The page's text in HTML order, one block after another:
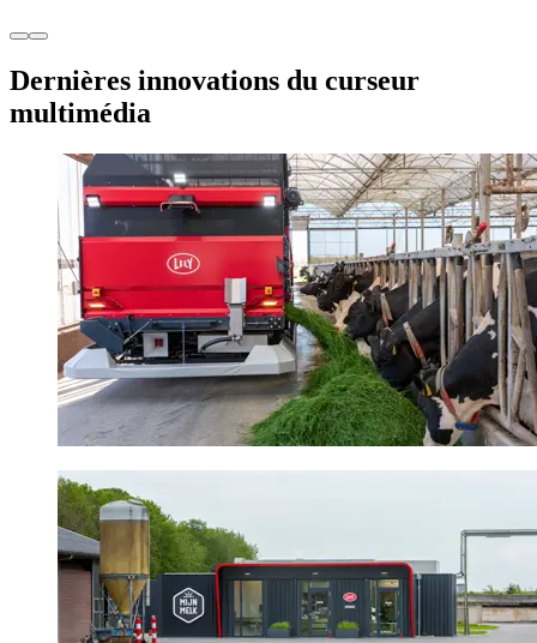
Dernières innovations du curseur
multimédia